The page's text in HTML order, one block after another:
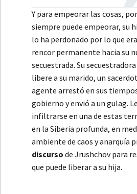
Y para empeorar las cosas,
siempre puede empeorar, su
lo ha perdonado por lo que
rencor permanente hacia su
secuestrada. Su
libere a su marido, un
agente arrestó en sus
gobierno y envió a un gulag.
infiltrarse en una de estas
en la Siberia profunda, en
ambiente de caos y anarquía
discurso de Jrushchov para
que puede liberar a su hija.